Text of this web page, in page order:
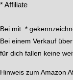
* Affiliate
Bei mit *
Bei einem Verkauf
für dich fallen keine
Hinweis zum Amazon